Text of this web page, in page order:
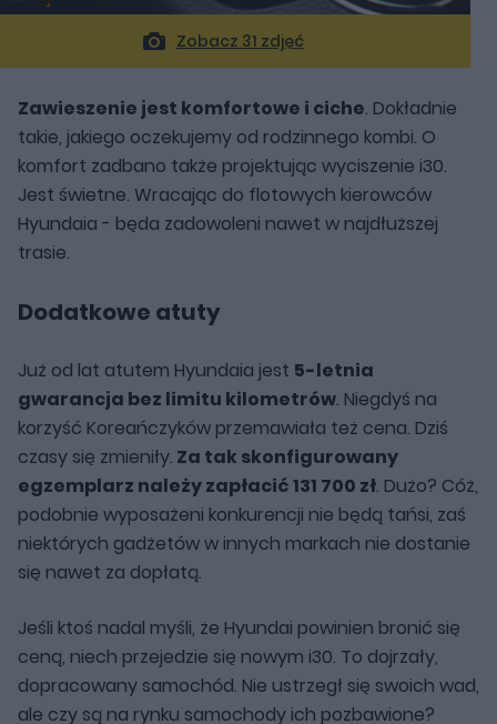
Zobacz 31 zdjęć
Zawieszenie jest komfortowe i ciche. Dokładnie
takie, jakiego oczekujemy od rodzinnego kombi. O
komfort zadbano także projektując wyciszenie i30.
Jest świetne. Wracając do flotowych kierowców
Hyundaia - będa zadowoleni nawet w najdłuższej
trasie.
Dodatkowe atuty
Już od lat atutem Hyundaia jest 5-letnia
gwarancja bez limitu kilometrów. Niegdyś na
korzyść Koreańczyków przemawiała też cena. Dziś
czasy się zmieniły. Za tak skonfigurowany
egzemplarz należy zapłacić 131 700 zł. Dużo? Cóż,
podobnie wyposażeni konkurencji nie będą tańsi, zaś
niektórych gadżetów w innych markach nie dostanie
się nawet za dopłatą.
Jeśli ktoś nadal myśli, że Hyundai powinien bronić się
ceną, niech przejedzie się nowym i30. To dojrzały,
dopracowany samochód. Nie ustrzegł się swoich wad,
ale czy są na rynku samochody ich pozbawione?